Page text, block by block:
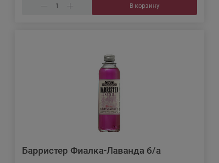
В корзину
Барристер Фиалка-Лаванда б/а